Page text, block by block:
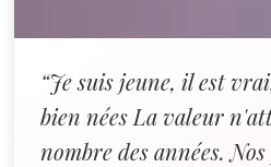
“Je suis jeune, il est
bien nées La valeur
nombre des années.